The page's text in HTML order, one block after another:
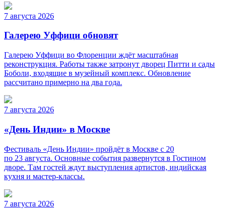
7 августа 2026
Галерею Уффици обновят
Галерею Уффици во Флоренции ждёт масштабная
реконструкция. Работы также затронут дворец Питти и сады
Боболи, входящие в музейный комплекс. Обновление
рассчитано примерно на два года.
7 августа 2026
«День Индии» в Москве
Фестиваль «День Индии» пройдёт в Москве с 20
по 23 августа. Основные события развернутся в Гостином
дворе. Там гостей ждут выступления артистов, индийская
кухня и мастер-классы.
7 августа 2026